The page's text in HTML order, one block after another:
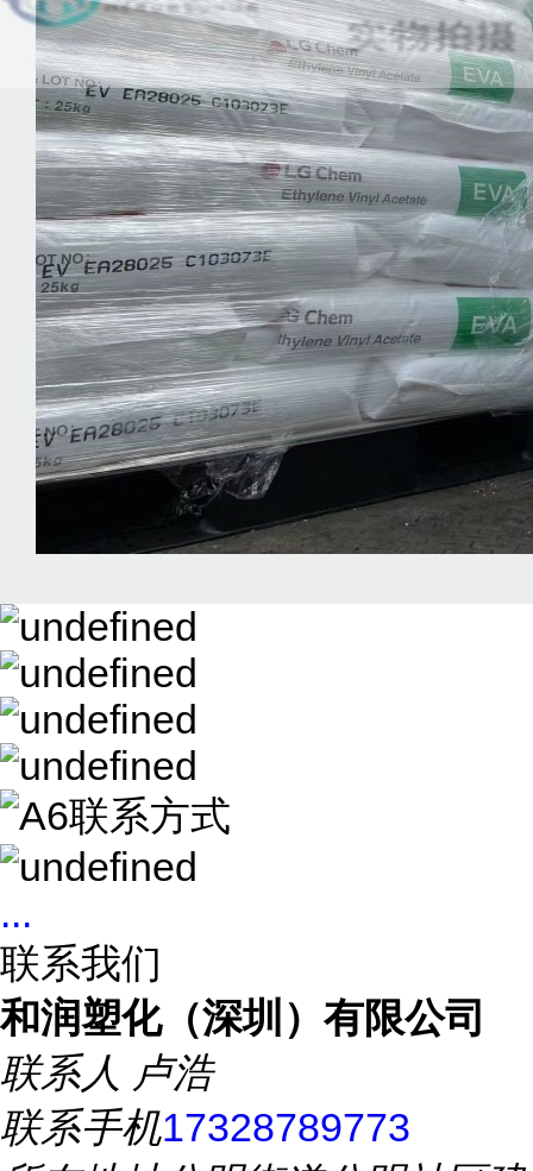
...
联系我们
和润塑化（深圳）有限公司
联系人 卢浩
联系手机17328789773